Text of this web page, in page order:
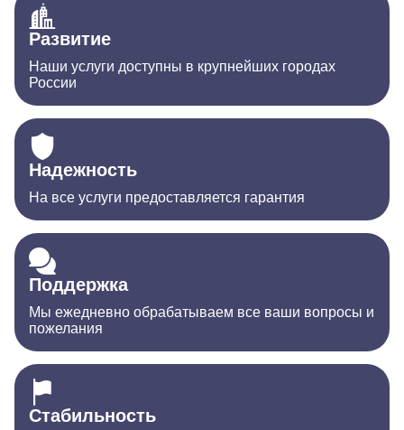
Развитие
Наши услуги доступны в крупнейших городах
России
Надежность
На все услуги предоставляется гарантия
Поддержка
Мы ежедневно обрабатываем все ваши вопросы и
пожелания
Стабильность